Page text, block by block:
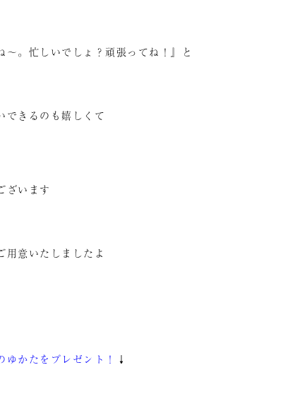
。忙しいでしょ？頑張ってね！』と
できるのも嬉しくて
ざいます
用意いたしましたよ
ゆかたをプレゼント！ ↓